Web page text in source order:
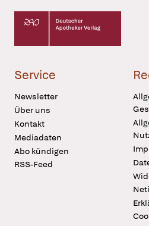
Deutscher Apotheker Verlag
Service
Newsletter
Über uns
Kontakt
Mediadaten
Abo kündigen
RSS-Feed